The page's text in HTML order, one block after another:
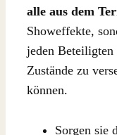
alle aus dem
Showeffekte,
jeden
Zustände zu
können.
Sorgen sie